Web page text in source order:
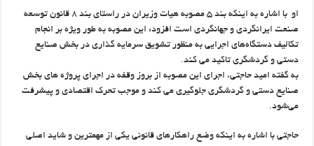
او با اشاره به اینکه بند ۵ مصوبه هیات وزیران در راستای بند ۸ قانون توسعه
صنعت ایرانگردی و جهانگردی است افزود: این مصوبه به طور ویژه بر انجام
تکالیف دستگاه‌های اجرایی به منظور تشویق سرمایه گذاری در بخش صنایع
دستی و گردشگری تاکید می کند.
به گفته امید حاجتی، اجرای این مصوبه از بروز وقفه در اجرای پروژه های بخش
صنایع دستی و گردشگری جلوگیری می کند و موجب تحرک اقتصادی و پیشرفت
می‌شود.
حاجتی با اشاره به اینکه وضع راهکارهای قانونی یکی از مهمترین و شاید اصلی